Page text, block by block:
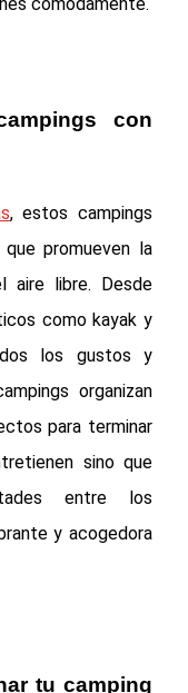
con
, estos campings
promueven la
aire libre. Desde
como kayak y
los gustos y
organizan
para terminar
sino que
entre los
y acogedora
tu camping